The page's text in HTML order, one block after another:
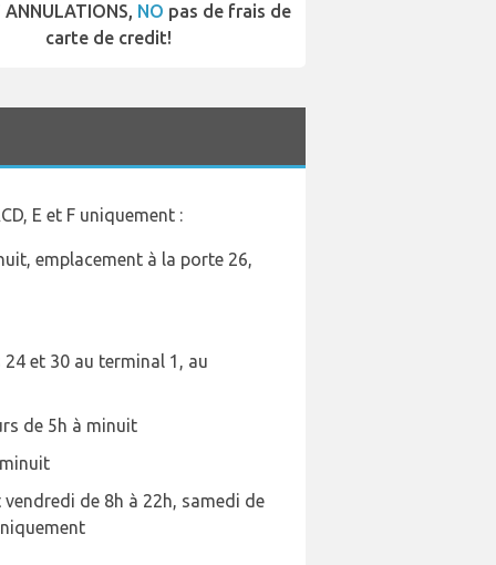
ANNULATIONS, NO pas de frais de
carte de credit!
E et F uniquement :
emplacement à la porte 26,
et 30 au terminal 1, au
de 5h à minuit
de 8h à 22h, samedi de